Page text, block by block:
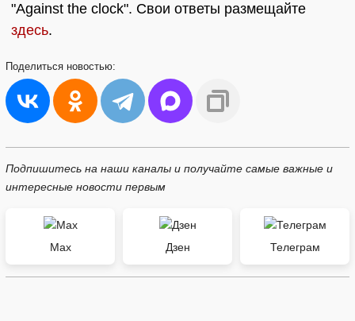
"Against the clock". Свои ответы размещайте
здесь.
Поделиться новостью:
Подпишитесь на наши каналы и получайте самые важные и
интересные новости первым
Max Дзен Телеграм